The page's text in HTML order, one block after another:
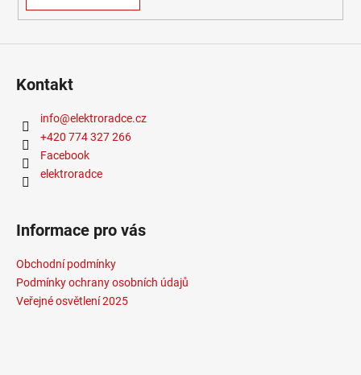
Kontakt
info@elektroradce.cz
+420 774 327 266
Facebook
elektroradce
Informace pro vás
Obchodní podmínky
Podmínky ochrany osobních údajů
Veřejné osvětlení 2025